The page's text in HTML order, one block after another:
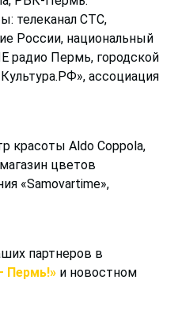
телеканал СТС,
России, национальный
радио Пермь, городской
ассоциация
красоты Aldo Coppola,
цветов
«Samovartime»,
партнеров в
Пермь!» и новостном